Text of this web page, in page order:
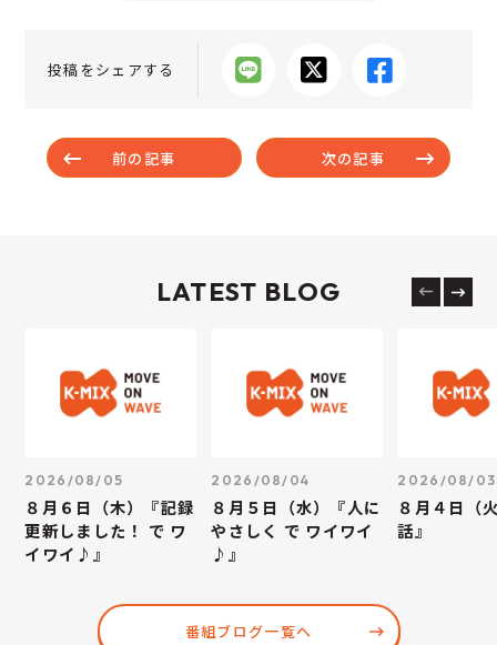
投稿をシェアする
前の記事 次の記事
LATEST BLOG
2026/08/05
８月６日（木）『記録
更新しました！ で ワ
イワイ♪』
2026/08/04
８月５日（水）『人に
やさしく で ワイワイ
♪』
2026/08/03
８月４日（
話』
番組ブログ一覧へ